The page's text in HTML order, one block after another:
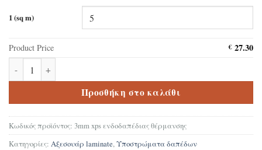
1 (sq m)
Product Price €27.30
Προσθήκη στο καλάθι
Κωδικός προϊόντος: 3mm xps ενδοδαπέδιας θέρμανσης
Κατηγορίες: Αξεσουάρ laminate,Υποστρώματα δαπέδων